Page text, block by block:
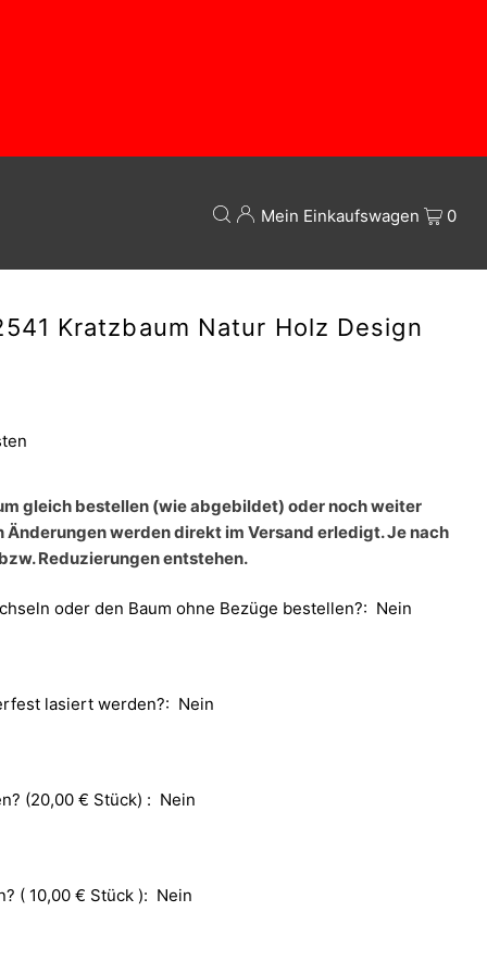
Mein Einkaufswagen 0
Kratzbaum Natur Holz Design
gleich bestellen (wie abgebildet) oder noch weiter
Änderungen werden direkt im Versand erledigt. Je nach
Reduzierungen entstehen.
oder den Baum ohne Bezüge bestellen?: Nein
lasiert werden?: Nein
(20,00 € Stück) : Nein
( 10,00 € Stück ): Nein